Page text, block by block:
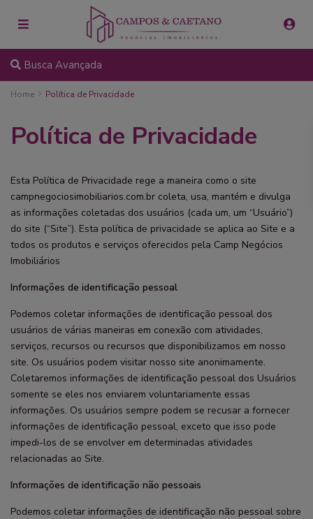
Busca Avançada
Home Política de Privacidade
Política de Privacidade
Esta Política de Privacidade rege a maneira como o site
campnegociosimobiliarios.com.br coleta, usa, mantém e divulga
as informações coletadas dos usuários (cada um, um “Usuário”)
do site (“Site”). Esta política de privacidade se aplica ao Site e a
todos os produtos e serviços oferecidos pela Camp Negócios
Imobiliários
Informações de identificação pessoal
Podemos coletar informações de identificação pessoal dos
usuários de várias maneiras em conexão com atividades,
serviços, recursos ou recursos que disponibilizamos em nosso
site. Os usuários podem visitar nosso site anonimamente.
Coletaremos informações de identificação pessoal dos Usuários
somente se eles nos enviarem voluntariamente essas
informações. Os usuários sempre podem se recusar a fornecer
informações de identificação pessoal, exceto que isso pode
impedi-los de se envolver em determinadas atividades
relacionadas ao Site.
Informações de identificação não pessoais
Podemos coletar informações de identificação não pessoal sobre